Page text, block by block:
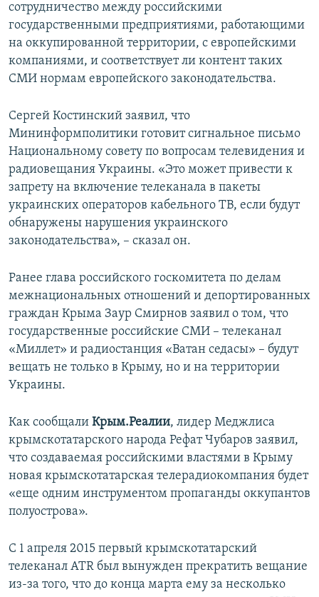
сотрудничество между российскими
государственными предприятиями, работающими
на оккупированной территории, с европейскими
компаниями, и соответствует ли контент таких
СМИ нормам европейского законодательства.
Сергей Костинский заявил, что
Мининформполитики готовит сигнальное письмо
Национальному совету по вопросам телевидения и
радиовещания Украины. «Это может привести к
запрету на включение телеканала в пакеты
украинских операторов кабельного ТВ, если будут
обнаружены нарушения украинского
законодательства», – сказал он.
Ранее глава российского госкомитета по делам
межнациональных отношений и депортированных
граждан Крыма Заур Смирнов заявил о том, что
государственные российские СМИ – телеканал
«Миллет» и радиостанция «Ватан седасы» – будут
вещать не только в Крыму, но и на территории
Украины.
Как сообщали Крым.Реалии, лидер Меджлиса
крымскотатарского народа Рефат Чубаров заявил,
что создаваемая российскими властями в Крыму
новая крымскотатарская телерадиокомпания будет
«еще одним инструментом пропаганды оккупантов
полуострова».
С 1 апреля 2015 первый крымскотатарский
телеканал ATR был вынужден прекратить вещание
из-за того, что до конца марта ему за несколько